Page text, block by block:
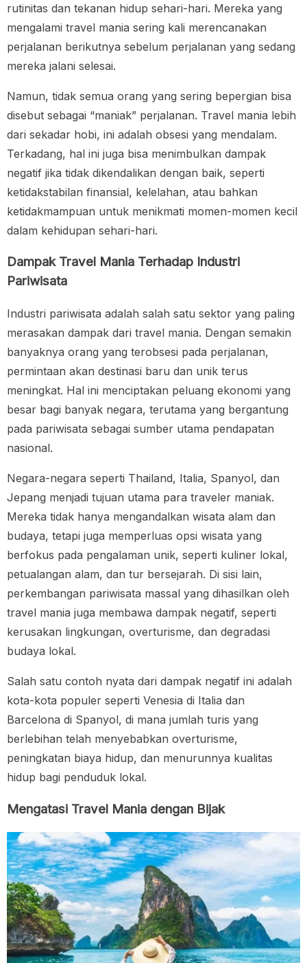
rutinitas dan tekanan hidup sehari-hari. Mereka yang
mengalami travel mania sering kali merencanakan
perjalanan berikutnya sebelum perjalanan yang sedang
mereka jalani selesai.
Namun, tidak semua orang yang sering bepergian bisa
disebut sebagai “maniak” perjalanan. Travel mania lebih
dari sekadar hobi, ini adalah obsesi yang mendalam.
Terkadang, hal ini juga bisa menimbulkan dampak
negatif jika tidak dikendalikan dengan baik, seperti
ketidakstabilan finansial, kelelahan, atau bahkan
ketidakmampuan untuk menikmati momen-momen kecil
dalam kehidupan sehari-hari.
Dampak Travel Mania Terhadap Industri
Pariwisata
Industri pariwisata adalah salah satu sektor yang paling
merasakan dampak dari travel mania. Dengan semakin
banyaknya orang yang terobsesi pada perjalanan,
permintaan akan destinasi baru dan unik terus
meningkat. Hal ini menciptakan peluang ekonomi yang
besar bagi banyak negara, terutama yang bergantung
pada pariwisata sebagai sumber utama pendapatan
nasional.
Negara-negara seperti Thailand, Italia, Spanyol, dan
Jepang menjadi tujuan utama para traveler maniak.
Mereka tidak hanya mengandalkan wisata alam dan
budaya, tetapi juga memperluas opsi wisata yang
berfokus pada pengalaman unik, seperti kuliner lokal,
petualangan alam, dan tur bersejarah. Di sisi lain,
perkembangan pariwisata massal yang dihasilkan oleh
travel mania juga membawa dampak negatif, seperti
kerusakan lingkungan, overturisme, dan degradasi
budaya lokal.
Salah satu contoh nyata dari dampak negatif ini adalah
kota-kota populer seperti Venesia di Italia dan
Barcelona di Spanyol, di mana jumlah turis yang
berlebihan telah menyebabkan overturisme,
peningkatan biaya hidup, dan menurunnya kualitas
hidup bagi penduduk lokal.
Mengatasi Travel Mania dengan Bijak